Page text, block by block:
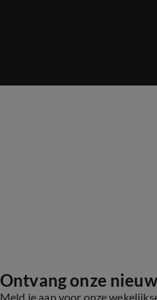
Ontvang onze
Meld je aan voor onze